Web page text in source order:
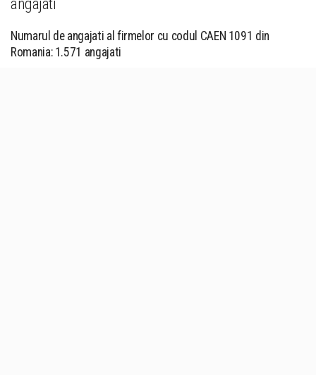
Numarul de angajati al firmelor cu codul CAEN 1091 din
Romania: 1.571 angajati